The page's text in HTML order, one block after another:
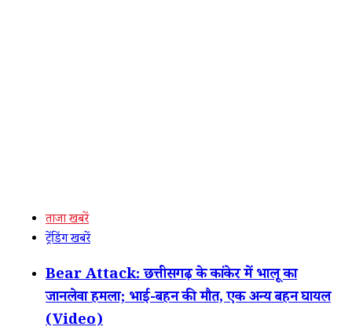
ताजा खबरें
ट्रेंडिंग खबरें
Bear Attack: छत्तीसगढ़ के कांकेर में भालू का
जानलेवा हमला; भाई-बहन की मौत, एक अन्य बहन घायल
(Video)